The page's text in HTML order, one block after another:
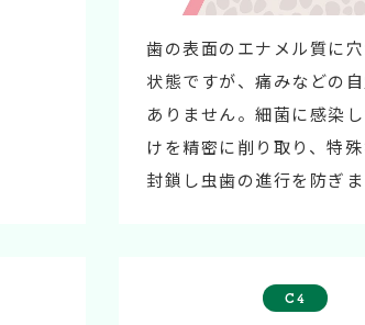
歯の表面のエナメル質に
状態ですが、痛みなどの
ありません。細菌に感染
けを精密に削り取り、特
封鎖し虫歯の進行を防ぎま
C4